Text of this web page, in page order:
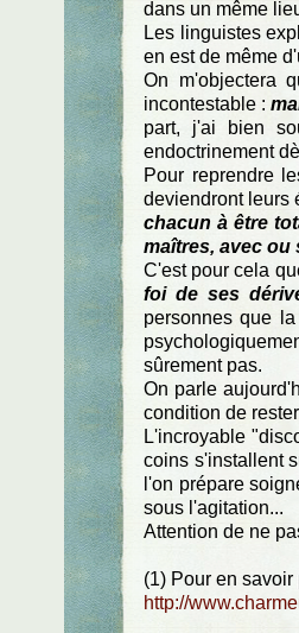
dans un même
Les linguistes
en est de même
On m'objectera
incontestable :
part, j'ai bien
endoctrinement
Pour reprendre
deviendront leurs
chacun à être
maîtres, avec ou
C'est pour cela
foi de ses
personnes que
sûrement pas.
On parle
condition de
L'incroyable
coins s'installent
l'on prépare
sous l'agitation...
Attention de ne
(1) Pour en
http://